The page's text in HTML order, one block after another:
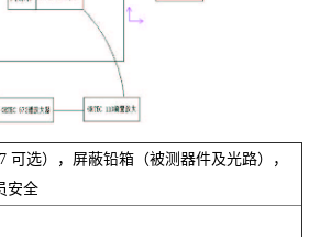
可选），屏蔽铅箱（被测器件及光路），
安全